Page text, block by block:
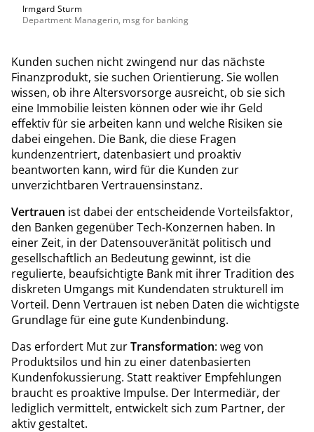
Irmgard Sturm
Department Managerin, msg for banking
Kunden suchen nicht zwingend nur das nächste
Finanzprodukt, sie suchen Orientierung. Sie wollen
wissen, ob ihre Altersvorsorge ausreicht, ob sie sich
eine Immobilie leisten können oder wie ihr Geld
effektiv für sie arbeiten kann und welche Risiken sie
dabei eingehen. Die Bank, die diese Fragen
kundenzentriert, datenbasiert und proaktiv
beantworten kann, wird für die Kunden zur
unverzichtbaren Vertrauensinstanz.
Vertrauen ist dabei der entscheidende Vorteilsfaktor,
den Banken gegenüber Tech-Konzernen haben. In
einer Zeit, in der Datensouveränität politisch und
gesellschaftlich an Bedeutung gewinnt, ist die
regulierte, beaufsichtigte Bank mit ihrer Tradition des
diskreten Umgangs mit Kundendaten strukturell im
Vorteil. Denn Vertrauen ist neben Daten die wichtigste
Grundlage für eine gute Kundenbindung.
Das erfordert Mut zurTransformation: weg von
Produktsilos und hin zu einer datenbasierten
Kundenfokussierung. Statt reaktiver Empfehlungen
braucht es proaktive Impulse. Der Intermediär, der
lediglich vermittelt, entwickelt sich zum Partner, der
aktiv gestaltet.